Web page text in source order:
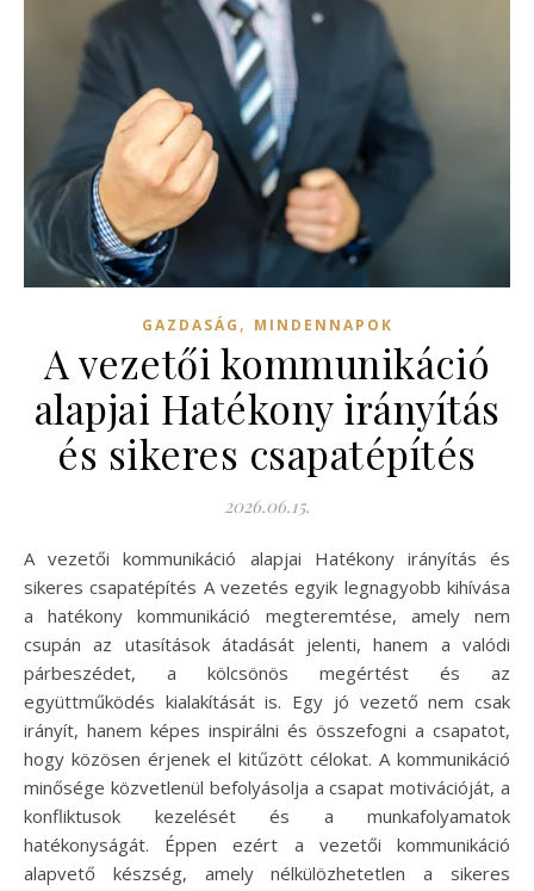
GAZDASÁG , MINDENNAPOK
A vezetői kommunikáció
alapjai Hatékony irányítás
és sikeres csapatépítés
2026.06.15.
A vezetői kommunikáció alapjai Hatékony irányítás és
sikeres csapatépítés A vezetés egyik legnagyobb kihívása
a hatékony kommunikáció megteremtése, amely nem
csupán az utasítások átadását jelenti, hanem a valódi
párbeszédet, a kölcsönös megértést és az
együttműködés kialakítását is. Egy jó vezető nem csak
irányít, hanem képes inspirálni és összefogni a csapatot,
hogy közösen érjenek el kitűzött célokat. A kommunikáció
minősége közvetlenül befolyásolja a csapat motivációját, a
konfliktusok kezelését és a munkafolyamatok
hatékonyságát. Éppen ezért a vezetői kommunikáció
alapvető készség, amely nélkülözhetetlen a sikeres